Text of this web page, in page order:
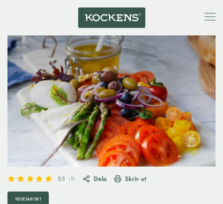
5/5 (1) Dela Skriv ut
VEGETARISKT